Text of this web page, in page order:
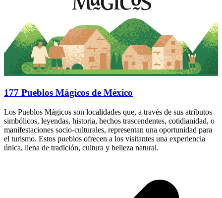
177 Pueblos Mágicos de México
Los Pueblos Mágicos son localidades que, a través de sus atributos
simbólicos, leyendas, historia, hechos trascendentes, cotidianidad, o
manifestaciones socio-culturales, representan una oportunidad para
el turismo. Estos pueblos ofrecen a los visitantes una experiencia
única, llena de tradición, cultura y belleza natural.